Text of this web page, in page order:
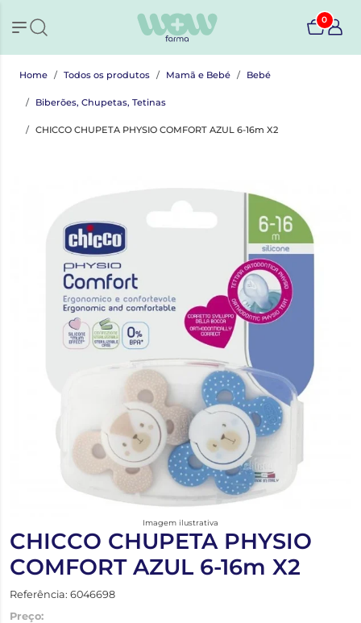
0
Home Todos os produtos Mamã e Bebé Bebé
Biberões, Chupetas, Tetinas
CHICCO CHUPETA PHYSIO COMFORT AZUL 6-16m X2
Imagem ilustrativa
CHICCO CHUPETA PHYSIO
COMFORT AZUL 6-16m X2
Referência: 6046698
Preço: